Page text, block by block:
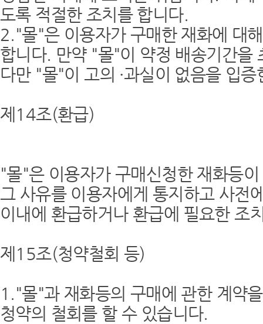
도록 적절한 조치를 합니다.
2."몰"은 이용자가 구매한 재화에 대
합니다. 만약 "몰"이 약정 배송기간을
다만 "몰"이 고의 ·과실이 없음을 입
제14조(환급)
"몰"은 이용자가 구매신청한 재화등
그 사유를 이용자에게 통지하고 사전
이내에 환급하거나 환급에 필요한 조
제15조(청약철회 등)
1."몰"과 재화등의 구매에 관한 계약
청약의 철회를 할 수 있습니다.